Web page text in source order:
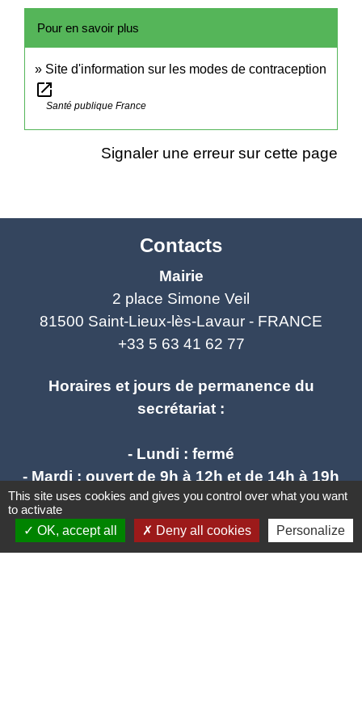
Pour en savoir plus
Site d'information sur les modes de contraception
open_in_new
Santé publique France
Signaler une erreur sur cette page
Contacts
Mairie
2 place Simone Veil
81500 Saint-Lieux-lès-Lavaur - FRANCE
+33 5 63 41 62 77
Horaires et jours de permanence du
secrétariat :
- Lundi : fermé
- Mardi : ouvert de 9h à 12h et de 14h à 19h
- Mercredi : ouvert de 9h à 12h - fermé l'après
midi
- Jeudi : ouvert de 9h à 12h et de 14h à 17h
This site uses cookies and gives you control over what you want
to activate
OK, accept all
Deny all cookies Personalize